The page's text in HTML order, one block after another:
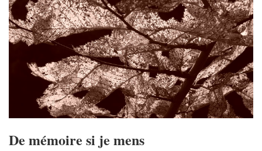
De mémoire si je mens